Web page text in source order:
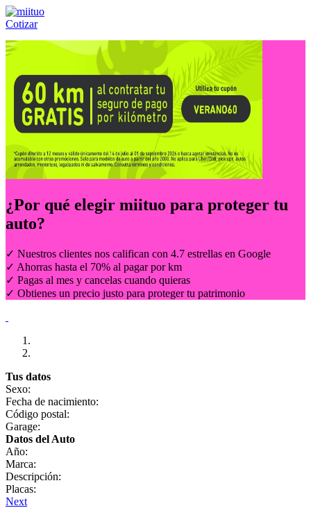
Cotizar
Llámanos al:(55) 84-21-05-00 ó
¿Por qué elegir miituo para proteger tu
auto?
✓ Nuestros clientes nos califican con 4.7 estrellas en Google
✓ Ahorras hasta el 70% al pagar por km
✓ Pagas al mes y cancelas cuando quieras
✓ Obtienes un precio justo para proteger tu patrimonio
Tus datos
Sexo:
Fecha de nacimiento:
Código postal:
Garage:
Datos del Auto
Año:
Marca:
Descripción:
Placas:
Next